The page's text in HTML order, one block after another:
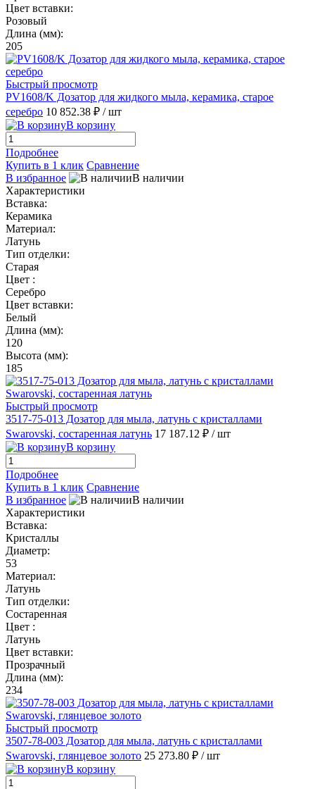
Цвет вставки:
Розовый
Длина (мм):
205
Быстрый просмотр
PV1608/K Дозатор для жидкого мыла, керамика, старое
серебро 10 852.38 ₽ / шт
В корзину
Подробнее
Купить в 1 клик Сравнение
В избранное
В наличии
Характеристики
Вставка:
Керамика
Материал:
Латунь
Тип отделки:
Старая
Цвет :
Серебро
Цвет вставки:
Белый
Длина (мм):
120
Высота (мм):
185
Быстрый просмотр
3517-75-013 Дозатор для мыла, латунь с кристаллами
Swarovski, состаренная латунь 17 187.12 ₽ / шт
В корзину
Подробнее
Купить в 1 клик Сравнение
В избранное
В наличии
Характеристики
Вставка:
Кристаллы
Диаметр:
53
Материал:
Латунь
Тип отделки:
Состаренная
Цвет :
Латунь
Цвет вставки:
Прозрачный
Длина (мм):
234
Быстрый просмотр
3507-78-003 Дозатор для мыла, латунь с кристаллами
Swarovski, глянцевое золото 25 273.80 ₽ / шт
В корзину